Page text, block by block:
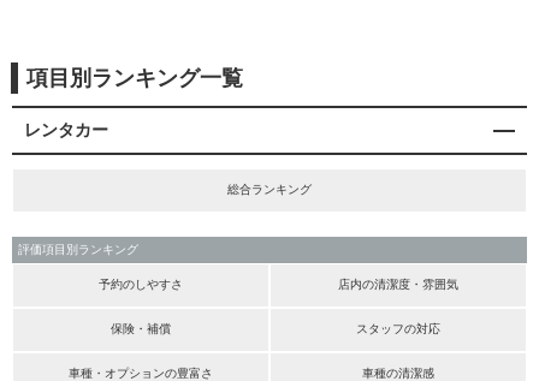
項目別ランキング一覧
レンタカー
総合ランキング
評価項目別ランキング
予約のしやすさ 店内の清潔度・雰囲気
保険・補償 スタッフの対応
車種・オプションの豊富さ 車種の清潔感